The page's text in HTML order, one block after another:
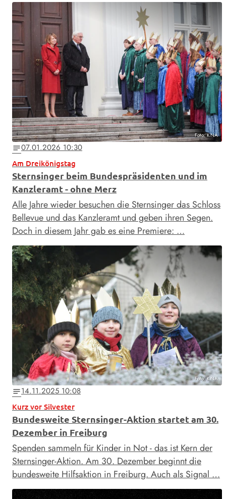
Foto: KNA
notes07.01.2026 10:30
Am Dreikönigstag
Sternsinger beim Bundespräsidenten und im
Kanzleramt - ohne Merz
Alle Jahre wieder besuchen die Sternsinger das Schloss
Bellevue und das Kanzleramt und geben ihren Segen.
Doch in diesem Jahr gab es eine Premiere: …
Foto: KNA
notes14.11.2025 10:08
Kurz vor Silvester
Bundesweite Sternsinger-Aktion startet am 30.
Dezember in Freiburg
Spenden sammeln für Kinder in Not - das ist Kern der
Sternsinger-Aktion. Am 30. Dezember beginnt die
bundesweite Hilfsaktion in Freiburg. Auch als Signal …